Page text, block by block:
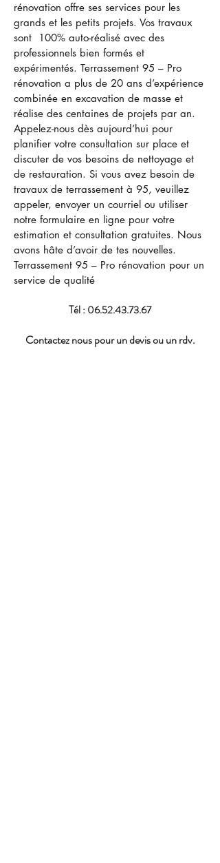
rénovation offre ses services pour les
grands et les petits projets. Vos travaux
sont 100% auto-réalisé avec des
professionnels bien formés et
expérimentés. Terrassement 95 – Pro
rénovation a plus de 20 ans d’expérience
combinée en excavation de masse et
réalise des centaines de projets par an.
Appelez-nous dès aujourd’hui pour
planifier votre consultation sur place et
discuter de vos besoins de nettoyage et
de restauration. Si vous avez besoin de
travaux de terrassement à 95, veuillez
appeler, envoyer un courriel ou utiliser
notre formulaire en ligne pour votre
estimation et consultation gratuites. Nous
avons hâte d’avoir de tes nouvelles.
Terrassement 95 – Pro rénovation pour un
service de qualité
Tél : 06.52.43.73.67
Contactez nous pour un devis ou un rdv.